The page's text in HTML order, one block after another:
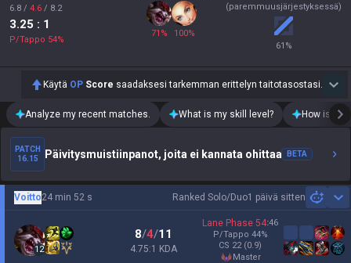
6.8 / 4.6 / 8.2
3.25 : 1
P/Tappo 54%
71 % 100%
(paremmuusjärjestyksessä)
61 %
Käytä OP Score saadaksesi tarkemman erittelyn taitotasostasi.
Analyze my recent matches. What is my skill level? How is my
PATCH
16.15
Päivitysmuistiinpanot, joita ei kannata ohittaa BETA
Ranked Solo/Duo1 päivä sitten
Voitto24 min 52 s
12
8/4/11
4.75:1 KDA
Lane Phase 54:46
P/Tappo 44%
CS 22 (0.9)
master